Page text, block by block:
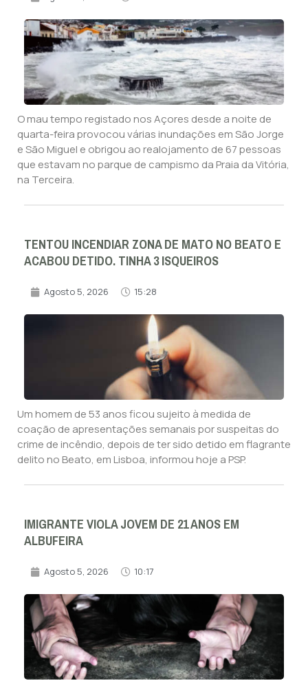
O mau tempo registado nos Açores desde a noite de
quarta-feira provocou várias inundações em São Jorge
e São Miguel e obrigou ao realojamento de 67 pessoas
que estavam no parque de campismo da Praia da Vitória,
na Terceira.
TENTOU INCENDIAR ZONA DE MATO NO BEATO E
ACABOU DETIDO. TINHA 3 ISQUEIROS
Agosto 5, 2026 15:28
Um homem de 53 anos ficou sujeito à medida de
coação de apresentações semanais por suspeitas do
crime de incêndio, depois de ter sido detido em flagrante
delito no Beato, em Lisboa, informou hoje a PSP.
IMIGRANTE VIOLA JOVEM DE 21 ANOS EM
ALBUFEIRA
Agosto 5, 2026 10:17